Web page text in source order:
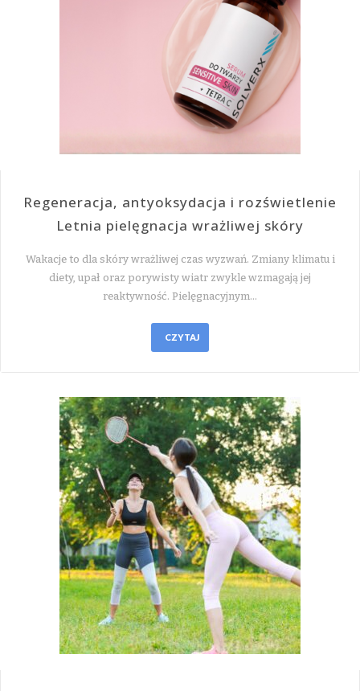
Regeneracja, antyoksydacja i rozświetlenie
Letnia pielęgnacja wrażliwej skóry
Wakacje to dla skóry wrażliwej czas wyzwań. Zmiany klimatu i
diety, upał oraz porywisty wiatr zwykle wzmagają jej
reaktywność. Pielęgnacyjnym…
CZYTAJ